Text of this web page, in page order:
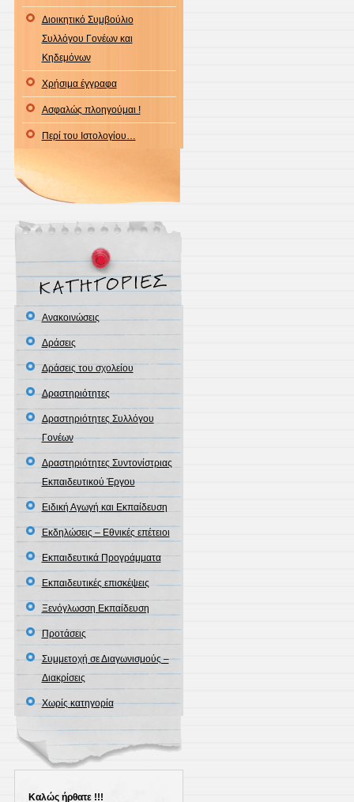
Διοικητικό Συμβούλιο
Συλλόγου Γονέων και
Κηδεμόνων
Χρήσιμα έγγραφα
Ασφαλώς πλοηγούμαι !
Περί του Ιστολογίου…
Ανακοινώσεις
Δράσεις
Δράσεις του σχολείου
Δραστηριότητες
Δραστηριότητες Συλλόγου
Γονέων
Δραστηριότητες Συντονίστριας
Εκπαιδευτικού Έργου
Ειδική Αγωγή και Εκπαίδευση
Εκδηλώσεις – Εθνικές επέτειοι
Εκπαιδευτικά Προγράμματα
Εκπαιδευτικές επισκέψεις
Ξενόγλωσση Εκπαίδευση
Προτάσεις
Συμμετοχή σε Διαγωνισμούς –
Διακρίσεις
Χωρίς κατηγορία
Καλώς ήρθατε !!!